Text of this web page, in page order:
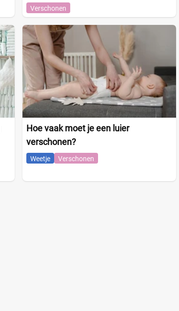
Verschonen
Hoe vaak moet je een luier
verschonen?
Weetje Verschonen